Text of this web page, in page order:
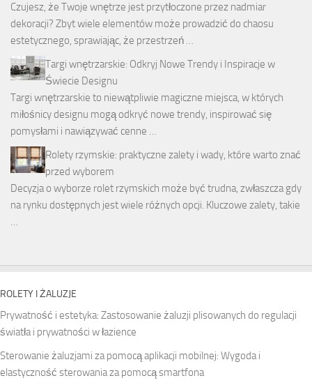
Czujesz, że Twoje wnętrze jest przytłoczone przez nadmiar
dekoracji? Zbyt wiele elementów może prowadzić do chaosu
estetycznego, sprawiając, że przestrzeń …
Targi wnętrzarskie: Odkryj Nowe Trendy i Inspiracje w
Świecie Designu
Targi wnętrzarskie to niewątpliwie magiczne miejsca, w których
miłośnicy designu mogą odkryć nowe trendy, inspirować się
pomysłami i nawiązywać cenne …
Rolety rzymskie: praktyczne zalety i wady, które warto znać
przed wyborem
Decyzja o wyborze rolet rzymskich może być trudna, zwłaszcza gdy
na rynku dostępnych jest wiele różnych opcji. Kluczowe zalety, takie
…
ROLETY I ŻALUZJE
Prywatność i estetyka: Zastosowanie żaluzji plisowanych do regulacji
światła i prywatności w łazience
Sterowanie żaluzjami za pomocą aplikacji mobilnej: Wygoda i
elastyczność sterowania za pomocą smartfona